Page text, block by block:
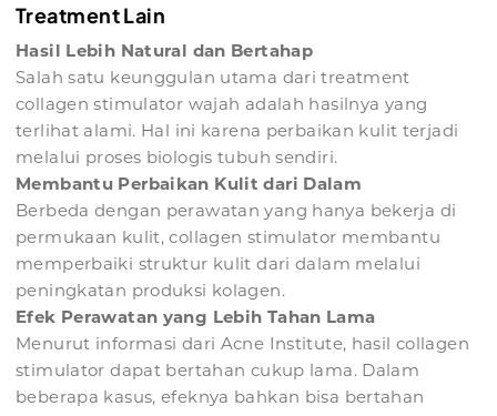
Treatment Lain
Hasil Lebih Natural dan Bertahap
Salah satu keunggulan utama dari treatment
collagen stimulator wajah adalah hasilnya yang
terlihat alami. Hal ini karena perbaikan kulit terjadi
melalui proses biologis tubuh sendiri.
Membantu Perbaikan Kulit dari Dalam
Berbeda dengan perawatan yang hanya bekerja di
permukaan kulit, collagen stimulator membantu
memperbaiki struktur kulit dari dalam melalui
peningkatan produksi kolagen.
Efek Perawatan yang Lebih Tahan Lama
Menurut informasi dari Acne Institute, hasil collagen
stimulator dapat bertahan cukup lama. Dalam
beberapa kasus, efeknya bahkan bisa bertahan